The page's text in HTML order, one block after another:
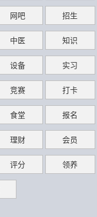
网吧 招生
中医 知识
设备 实习
竞赛 打卡
食堂 报名
理财 会员
评分 领养